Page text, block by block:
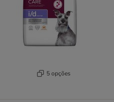
5 opções